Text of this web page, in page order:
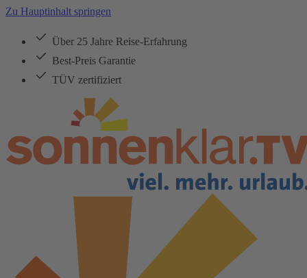
Zu Hauptinhalt springen
Über 25 Jahre Reise-Erfahrung
Best-Preis Garantie
TÜV zertifiziert